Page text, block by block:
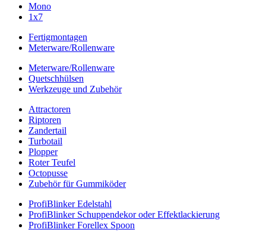
Mono
1x7
Fertigmontagen
Meterware/Rollenware
Meterware/Rollenware
Quetschhülsen
Werkzeuge und Zubehör
Attractoren
Riptoren
Zandertail
Turbotail
Plopper
Roter Teufel
Octopusse
Zubehör für Gummiköder
ProfiBlinker Edelstahl
ProfiBlinker Schuppendekor oder Effektlackierung
ProfiBlinker Forellex Spoon